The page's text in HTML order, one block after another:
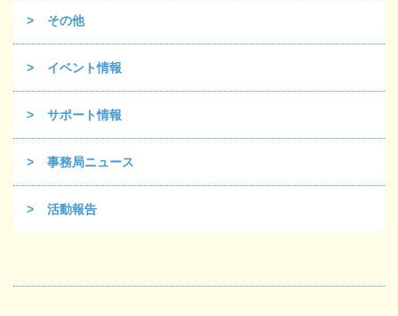
その他
イベント情報
サポート情報
事務局ニュース
活動報告